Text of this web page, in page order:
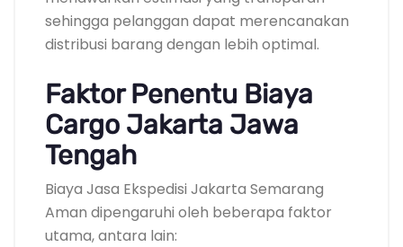
sehingga pelanggan dapat merencanakan
distribusi barang dengan lebih optimal.
Faktor Penentu Biaya
Cargo Jakarta Jawa
Tengah
Biaya Jasa Ekspedisi Jakarta Semarang
Aman dipengaruhi oleh beberapa faktor
utama, antara lain: